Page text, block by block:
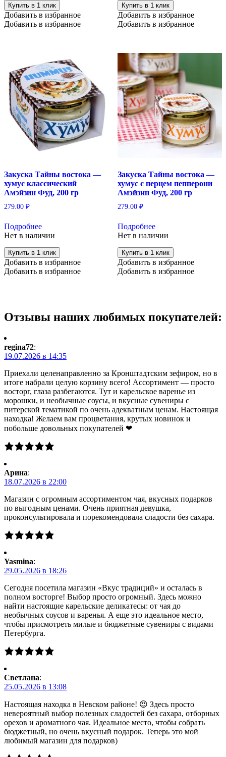
Купить в 1 клик
Добавить в избранное
Добавить в избранное
Купить в 1 клик
Добавить в избранное
Добавить в избранное
Закуска Тайны востока —
хумус классический
Амэйзин Фуд, 200 гр
279.00 ₽
Подробнее
Нет в наличии
Купить в 1 клик
Добавить в избранное
Добавить в избранное
Закуска Тайны востока —
хумус с перцем пепперони
Амэйзин Фуд, 200 гр
279.00 ₽
Подробнее
Нет в наличии
Купить в 1 клик
Добавить в избранное
Добавить в избранное
Отзывы наших любимых покупателей:
regina72:
19.07.2026 в 14:35
Приехали целенаправленно за Кронштадтским зефиром, но в
итоге набрали целую корзину всего! Ассортимент — просто
восторг, глаза разбегаются. Тут и карельское варенье из
морошки, и необычные соусы, и вкусные сувениры с
питерской тематикой по очень адекватным ценам. Настоящая
находка! Желаем вам процветания, крутых новинок и
побольше довольных покупателей ❤
Арина:
18.07.2026 в 22:00
Магазин с огромным ассортиментом чая, вкусных подарков
по выгодным ценами. Очень приятная девушка,
проконсультировала и порекомендовала сладости без сахара.
Yasmina:
29.05.2026 в 18:26
Сегодня посетила магазин «Вкус традиций» и осталась в
полном восторге! Выбор просто огромный. Здесь можно
найти настоящие карельские деликатесы: от чая до
необычных соусов и варенья. А еще это идеальное место,
чтобы присмотреть милые и бюджетные сувениры с видами
Петербурга.
Светлана:
25.05.2026 в 13:08
Настоящая находка в Невском районе! 😍 Здесь просто
невероятный выбор полезных сладостей без сахара, отборных
орехов и ароматного чая. Идеальное место, чтобы собрать
бюджетный, но очень вкусный подарок. Теперь это мой
любимый магазин для подарков)